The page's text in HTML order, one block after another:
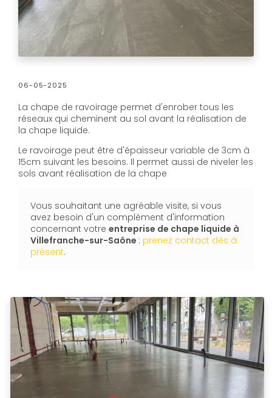
06-05-2025
La chape de ravoirage permet d'enrober tous les
réseaux qui cheminent au sol avant la réalisation de
la chape liquide.
Le ravoirage peut être d'épaisseur variable de 3cm à
15cm suivant les besoins. Il permet aussi de niveler les
sols avant réalisation de la chape
Vous souhaitant une agréable visite, si vous
avez besoin d'un complément d'information
concernant votre entreprise de chape liquide à
Villefranche-sur-Saône : prenez contact dès à
présent.